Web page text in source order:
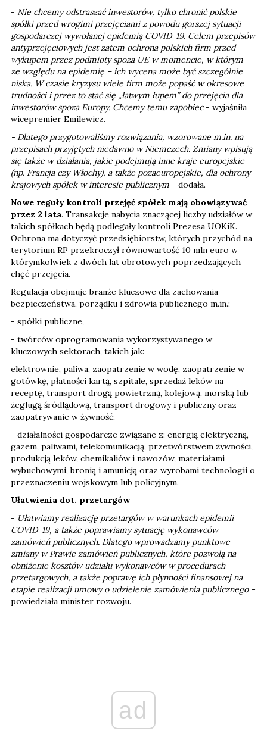
- Nie chcemy odstraszać inwestorów, tylko chronić polskie
spółki przed wrogimi przejęciami z powodu gorszej sytuacji
gospodarczej wywołanej epidemią COVID-19. Celem przepisów
antyprzejęciowych jest zatem ochrona polskich firm przed
wykupem przez podmioty spoza UE w momencie, w którym –
ze względu na epidemię – ich wycena może być szczególnie
niska. W czasie kryzysu wiele firm może popaść w okresowe
trudności i przez to stać się „łatwym łupem” do przejęcia dla
inwestorów spoza Europy. Chcemy temu zapobiec- wyjaśniła
wicepremier Emilewicz.
- Dlatego przygotowaliśmy rozwiązania, wzorowane m.in. na
przepisach przyjętych niedawno w Niemczech. Zmiany wpisują
się także w działania, jakie podejmują inne kraje europejskie
(np. Francja czy Włochy), a także pozaeuropejskie, dla ochrony
krajowych spółek w interesie publicznym - dodała.
Nowe reguły kontroli przejęć spółek mają obowiązywać
przez 2 lata. Transakcje nabycia znaczącej liczby udziałów w
takich spółkach będą podlegały kontroli Prezesa UOKiK.
Ochrona ma dotyczyć przedsiębiorstw, których przychód na
terytorium RP przekroczył równowartość 10 mln euro w
którymkolwiek z dwóch lat obrotowych poprzedzających
chęć przejęcia.
Regulacja obejmuje branże kluczowe dla zachowania
bezpieczeństwa, porządku i zdrowia publicznego m.in.:
- spółki publiczne,
- twórców oprogramowania wykorzystywanego w
kluczowych sektorach, takich jak:
elektrownie, paliwa, zaopatrzenie w wodę, zaopatrzenie w
gotówkę, płatności kartą, szpitale, sprzedaż leków na
receptę, transport drogą powietrzną, kolejową, morską lub
żeglugą śródlądową, transport drogowy i publiczny oraz
zaopatrywanie w żywność;
- działalności gospodarcze związane z: energią elektryczną,
gazem, paliwami, telekomunikacją, przetwórstwem żywności,
produkcją leków, chemikaliów i nawozów, materiałami
wybuchowymi, bronią i amunicją oraz wyrobami technologii o
przeznaczeniu wojskowym lub policyjnym.
Ułatwienia dot. przetargów
- Ułatwiamy realizację przetargów w warunkach epidemii
COVID-19, a także poprawiamy sytuację wykonawców
zamówień publicznych. Dlatego wprowadzamy punktowe
zmiany w Prawie zamówień publicznych, które pozwolą na
obniżenie kosztów udziału wykonawców w procedurach
przetargowych, a także poprawę ich płynności finansowej na
etapie realizacji umowy o udzielenie zamówienia publicznego -
powiedziała minister rozwoju.
ad